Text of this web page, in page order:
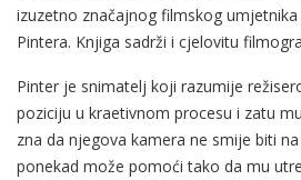
izuzetno značajnog filmskog
Pintera. Knjiga sadrži i cjelovitu
Pinter je snimatelj koji razumije
poziciju u kraetivnom procesu i zatu
zna da njegova kamera ne smije biti
ponekad može pomoći tako da mu